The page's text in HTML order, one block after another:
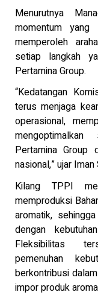
Menurutnya
momentum
memperoleh
setiap langkah
Pertamina Group.
“Kedatangan
terus menjaga
operasional,
Pertamina Group
nasional,” ujar
Kilang TPPI
memproduksi
aromatik,
dengan
Fleksibilitas
pemenuhan
berkontribusi
impor produk